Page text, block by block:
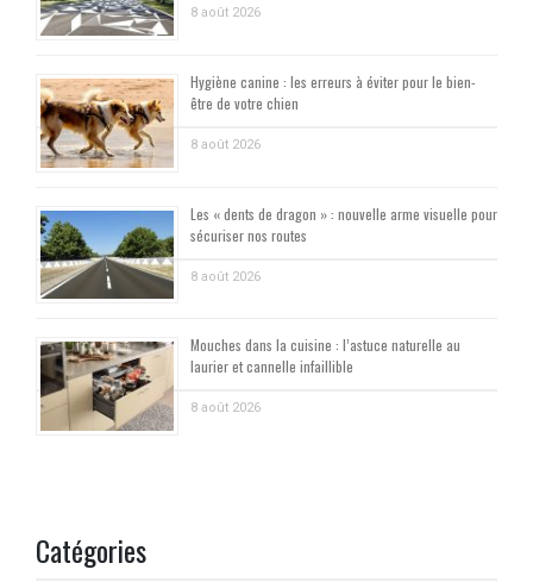
8 août 2026
Hygiène canine : les erreurs à éviter pour le bien-
être de votre chien
8 août 2026
Les « dents de dragon » : nouvelle arme visuelle pour
sécuriser nos routes
8 août 2026
Mouches dans la cuisine : l’astuce naturelle au
laurier et cannelle infaillible
8 août 2026
Catégories